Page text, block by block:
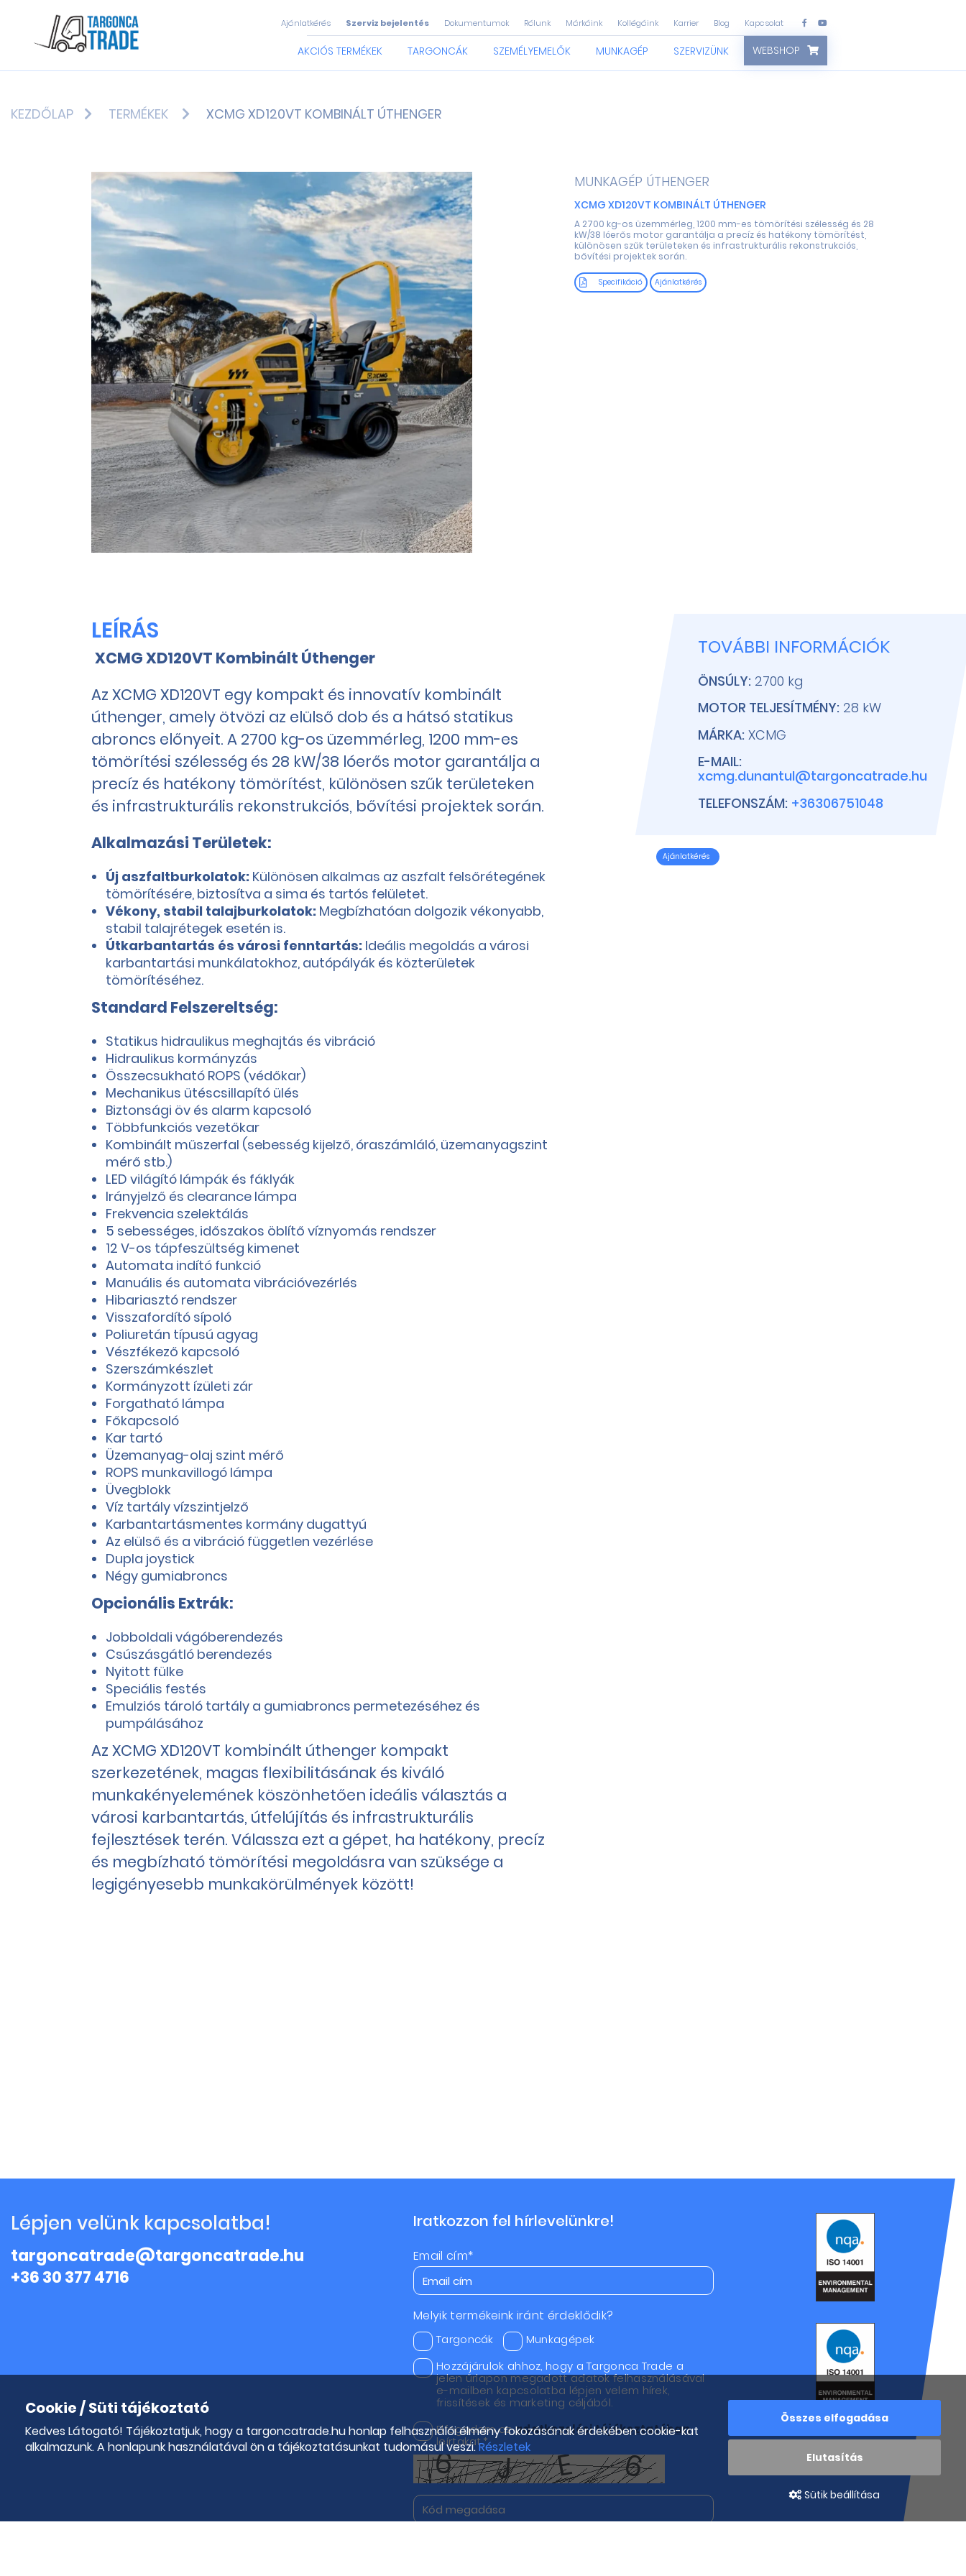
Ajánlatkérés Szerviz bejelentés Dokumentumok Rólunk Márkáink Kollégáink Karrier Blog Kapcsolat
AKCIÓS TERMÉKEK TARGONCÁK SZEMÉLYEMELŐK MUNKAGÉP SZERVIZÜNK WEBSHOP
KEZDŐLAP TERMÉKEK XCMG XD120VT KOMBINÁLT ÚTHENGER
MUNKAGÉP ÚTHENGER
XCMG XD120VT KOMBINÁLT ÚTHENGER
A 2700 kg-os üzemmérleg, 1200 mm-es tömörítési szélesség és 28
kW/38 lóerős motor garantálja a precíz és hatékony tömörítést,
különösen szűk területeken és infrastrukturális rekonstrukciós,
bővítési projektek során.
Specifikáció Ajánlatkérés
TOVÁBBI INFORMÁCIÓK
ÖNSÚLY: 2700 kg
MOTOR TELJESÍTMÉNY: 28 kW
MÁRKA: XCMG
E-MAIL:
xcmg.dunantul@targoncatrade.hu
TELEFONSZÁM: +36306751048
Ajánlatkérés
LEÍRÁS
XCMG XD120VT Kombinált Úthenger
Az XCMG XD120VT egy kompakt és innovatív kombinált
úthenger, amely ötvözi az elülső dob és a hátsó statikus
abroncs előnyeit. A 2700 kg-os üzemmérleg, 1200 mm-es
tömörítési szélesség és 28 kW/38 lóerős motor garantálja a
precíz és hatékony tömörítést, különösen szűk területeken
és infrastrukturális rekonstrukciós, bővítési projektek során.
Alkalmazási Területek:
Új aszfaltburkolatok: Különösen alkalmas az aszfalt felsőrétegének
tömörítésére, biztosítva a sima és tartós felületet.
Vékony, stabil talajburkolatok: Megbízhatóan dolgozik vékonyabb,
stabil talajrétegek esetén is.
Útkarbantartás és városi fenntartás: Ideális megoldás a városi
karbantartási munkálatokhoz, autópályák és közterületek
tömörítéséhez.
Standard Felszereltség:
Statikus hidraulikus meghajtás és vibráció
Hidraulikus kormányzás
Összecsukható ROPS (védőkar)
Mechanikus ütéscsillapító ülés
Biztonsági öv és alarm kapcsoló
Többfunkciós vezetőkar
Kombinált műszerfal (sebesség kijelző, óraszámláló, üzemanyagszint
mérő stb.)
LED világító lámpák és fáklyák
Irányjelző és clearance lámpa
Frekvencia szelektálás
5 sebességes, időszakos öblítő víznyomás rendszer
12 V-os tápfeszültség kimenet
Automata indító funkció
Manuális és automata vibrációvezérlés
Hibariasztó rendszer
Visszafordító sípoló
Poliuretán típusú agyag
Vészfékező kapcsoló
Szerszámkészlet
Kormányzott ízületi zár
Forgatható lámpa
Főkapcsoló
Kar tartó
Üzemanyag-olaj szint mérő
ROPS munkavillogó lámpa
Üvegblokk
Víz tartály vízszintjelző
Karbantartásmentes kormány dugattyú
Az elülső és a vibráció független vezérlése
Dupla joystick
Négy gumiabroncs
Opcionális Extrák:
Jobboldali vágóberendezés
Csúszásgátló berendezés
Nyitott fülke
Speciális festés
Emulziós tároló tartály a gumiabroncs permetezéséhez és
pumpálásához
Az XCMG XD120VT kombinált úthenger kompakt
szerkezetének, magas flexibilitásának és kiváló
munkakényelemének köszönhetően ideális választás a
városi karbantartás, útfelújítás és infrastrukturális
fejlesztések terén. Válassza ezt a gépet, ha hatékony, precíz
és megbízható tömörítési megoldásra van szüksége a
legigényesebb munkakörülmények között!
Lépjen velünk kapcsolatba!
targoncatrade@targoncatrade.hu
+36 30 377 4716
Iratkozzon fel hírlevelünkre!
Email cím*
Melyik termékeink iránt érdeklődik?
Targoncák
Munkagépek
Hozzájárulok ahhoz, hogy a Targonca Trade a
jelen űrlapon megadott adatok felhasználásával
e-mailben kapcsolatba lépjen velem hírek,
frissítések és marketing céljából.
Elfogadom azadatkezelési tájékoztatóban
leírtakat.*
Cookie / Süti tájékoztató
Kedves Látogató! Tájékoztatjuk, hogy a targoncatrade.hu honlap felhasználói élmény fokozásának érdekében cookie-kat
alkalmazunk. A honlapunk használatával ön a tájékoztatásunkat tudomásul veszi.Részletek
Összes elfogadása
Elutasítás
Sütik beállítása